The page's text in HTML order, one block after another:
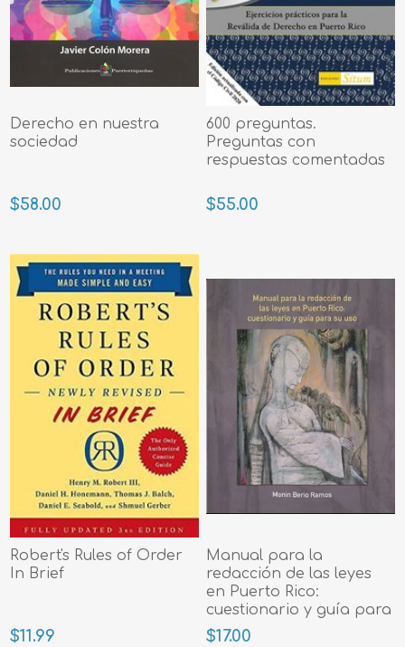
Derecho en nuestra
sociedad
$58.00
600 preguntas.
Preguntas con
respuestas comentadas
$55.00
Robert's Rules of Order
In Brief
$11.99
Manual para la
redacción de las leyes
en Puerto Rico:
cuestionario y guía para
su uso
$17.00